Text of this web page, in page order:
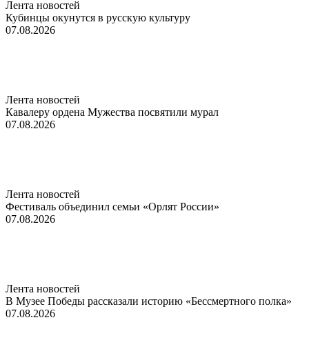
Лента новостей
Кубинцы окунутся в русскую культуру
07.08.2026
Лента новостей
Кавалеру ордена Мужества посвятили мурал
07.08.2026
Лента новостей
Фестиваль объединил семьи «Орлят России»
07.08.2026
Лента новостей
В Музее Победы рассказали историю «Бессмертного полка»
07.08.2026